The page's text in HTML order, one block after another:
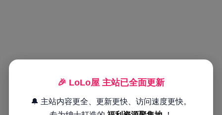
🎉 LoLo屋 主站已全面更新
🔔 主站内容更全、更新更快、访问速度更快。